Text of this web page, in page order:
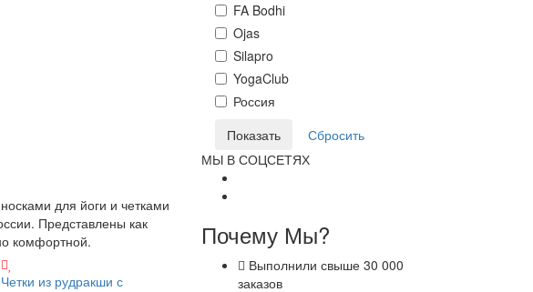
FA Bodhi
Ojas
Silapro
YogaClub
Россия
МЫ В СОЦСЕТЯХ
Почему Мы?
Выполнили свыше 30 000
заказов
для йоги и четками
Представлены как
комфортной.
Четки из рудракши с